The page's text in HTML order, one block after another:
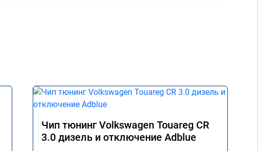
Чип тюнинг Volkswagen Touareg CR
3.0 дизель и отключение Adblue